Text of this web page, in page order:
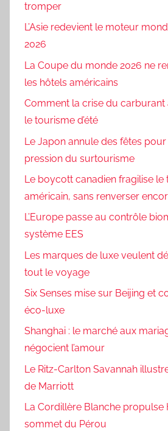
tromper
L’Asie redevient le moteur
2026
La Coupe du monde 2026 ne
les hôtels américains
Comment la crise du carburant
le tourisme d’été
Le Japon annule des fêtes
pression du surtourisme
Le boycott canadien fragilise le
américain, sans renverser
L’Europe passe au contrôle
système EES
Les marques de luxe veulent
tout le voyage
Six Senses mise sur Beijing et
éco-luxe
Shanghai : le marché aux
négocient l’amour
Le Ritz-Carlton Savannah
de Marriott
La Cordillère Blanche propulse
sommet du Pérou